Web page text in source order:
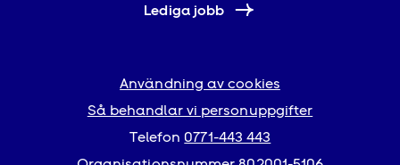
Lediga jobb
Användning av cookies
Så behandlar vi personuppgifter
Telefon0771-443 443